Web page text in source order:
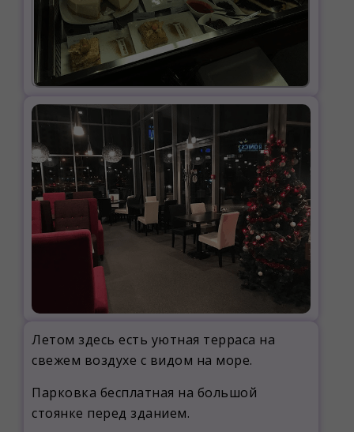
Летом здесь есть уютная терраса на
свежем воздухе с видом на море.
Парковка бесплатная на большой
стоянке перед зданием.